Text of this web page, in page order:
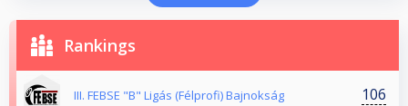
Rankings
III. FEBSE "B" Ligás (Félprofi) Bajnokság 106